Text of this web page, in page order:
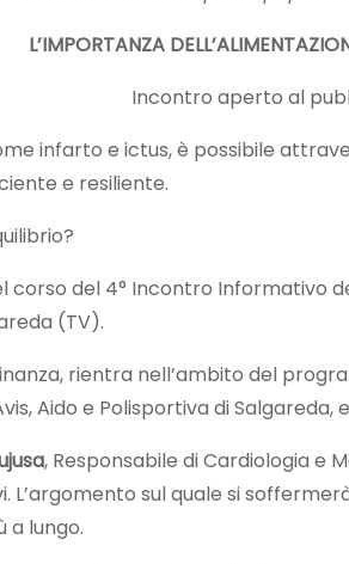
L’IMPORTANZA
Incontro aperto al
infarto e ictus, è possibile
e resiliente.
corso del 4° Incontro Informativo
(TV).
rientra nell’ambito del
Aido e Polisportiva di Salgareda,
, Responsabile di Cardiologia e
sul quale si
a lungo.